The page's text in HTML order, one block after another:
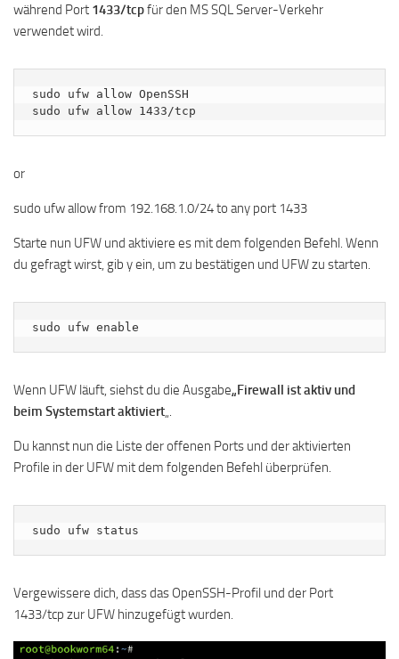
während Port 1433/tcpfür den MS SQL Server-Verkehr
verwendet wird.
sudo ufw allow OpenSSH
sudo ufw allow 1433/tcp
or
sudo ufw allow from 192.168.1.0/24 to any port 1433
Starte nun UFW und aktiviere es mit dem folgenden Befehl. Wenn
du gefragt wirst, gib y ein, um zu bestätigen und UFW zu starten.
sudo ufw enable
Wenn UFW läuft, siehst du die Ausgabe„Firewall ist aktiv und
beim Systemstart aktiviert
Du kannst nun die Liste der offenen Ports und der aktivierten
Profile in der UFW mit dem folgenden Befehl überprüfen.
sudo ufw status
Vergewissere dich, dass das OpenSSH-Profil und der Port
1433/tcp zur UFW hinzugefügt wurden.